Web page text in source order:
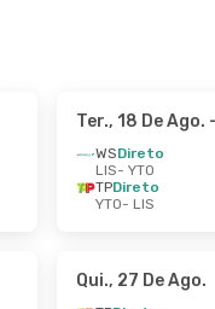
Ter., 18 De Ago.
WSDireto
LIS- YTO
TPDireto
YTO- LIS
Qui., 27 De Ago.